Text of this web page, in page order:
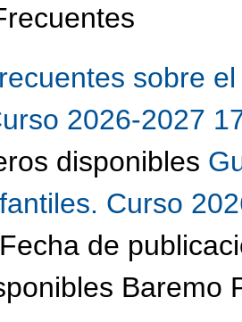
sobre
2026-2027
disponibles
Curso
de
Baremo